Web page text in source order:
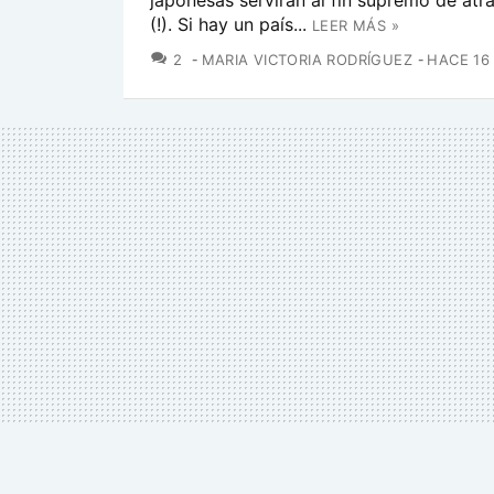
(!). Si hay un país... LEER MÁS »
2
COMENTARIOS
MARIA VICTORIA RODRÍGUEZ HACE